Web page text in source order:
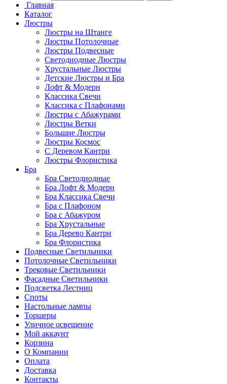
Главная
Каталог
Люстры
Люстры на Штанге
Люстры Потолочные
Люстры Подвесные
Светодиодные Люстры
Хрустальные Люстры
Детские Люстры и Бра
Лофт & Модерн
Классика Свечи
Классика с Плафонами
Люстры с Абажурами
Люстры Ветки
Большие Люстры
Люстры Космос
С Деревом Кантри
Люстры Флористика
Бра
Бра Светодиодные
Бра Лофт & Модерн
Бра Классика Свечи
Бра с Плафоном
Бра с Абажуром
Бра Хрустальные
Бра Дерево Кантри
Бра Флористика
Подвесные Светильники
Потолочные Светильники
Трековые Светильники
Фасадные Светильники
Подсветка Лестниц
Споты
Настольные лампы
Торшеры
Уличное освещение
Мой аккаунт
Корзина
О Компании
Оплата
Доставка
Контакты